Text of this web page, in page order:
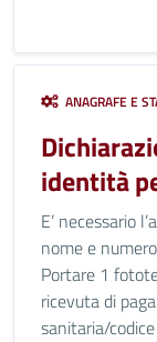
ANAGRAFE E
identità
E’ necessario
nome e
Portare 1
ricevuta di
sanitaria/